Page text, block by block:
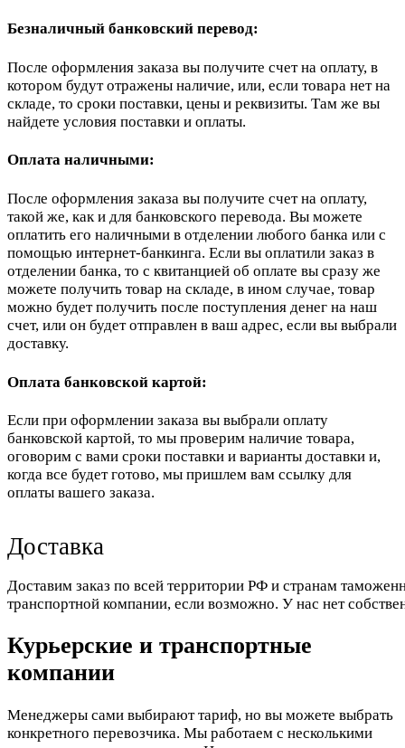
Безналичный банковский перевод:
После оформления заказа вы получите счет на оплату, в
котором будут отражены наличие, или, если товара нет на
складе, то сроки поставки, цены и реквизиты. Там же вы
найдете условия поставки и оплаты.
Оплата наличными:
После оформления заказа вы получите счет на оплату,
такой же, как и для банковского перевода. Вы можете
оплатить его наличными в отделении любого банка или с
помощью интернет-банкинга. Если вы оплатили заказ в
отделении банка, то с квитанцией об оплате вы сразу же
можете получить товар на складе, в ином случае, товар
можно будет получить после поступления денег на наш
счет, или он будет отправлен в ваш адрес, если вы выбрали
доставку.
Оплата банковской картой:
Если при оформлении заказа вы выбрали оплату
банковской картой, то мы проверим наличие товара,
оговорим с вами сроки поставки и варианты доставки и,
когда все будет готово, мы пришлем вам ссылку для
оплаты вашего заказа.
Доставка
Доставим заказ по всей территории РФ и странам
транспортной компании, если возможно. У нас нет
Курьерские и транспортные
компании
Менеджеры сами выбирают тариф, но вы можете выбрать
конкретного перевозчика. Мы работаем с несколькими